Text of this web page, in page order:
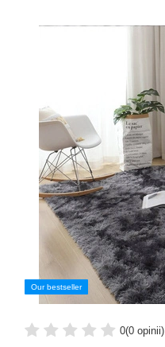
Our bestseller
0(0 opinii)